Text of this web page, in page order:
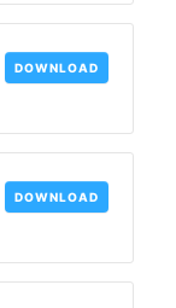
DOWNLOAD
DOWNLOAD